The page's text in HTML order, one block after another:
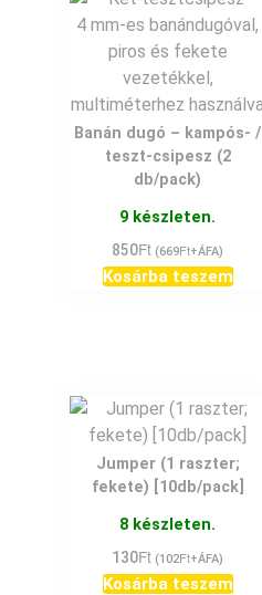
Banán dugó – kampós- /
teszt-csipesz (2
db/pack)
9 készleten.
850Ft (669Ft+ÁFA)
Kosárba teszem
Jumper (1 raszter;
fekete) [10db/pack]
8 készleten.
130Ft (102Ft+ÁFA)
Kosárba teszem